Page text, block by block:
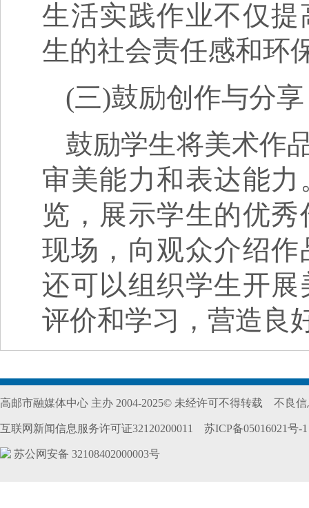
生活实践作业不仅
生的社会责任感和环
(三)鼓励创作与分享
鼓励学生将美术作
审美能力和表达能
览，展示学生的优
现场，向观众介绍
还可以组织学生开
评价和学习，营造良
高邮市融媒体中心 主办 2004-2025© 未经许可不得转载 不良信
互联网新闻信息服务许可证32120200011 苏ICP备05016021号-1
苏公网安备 32108402000003号